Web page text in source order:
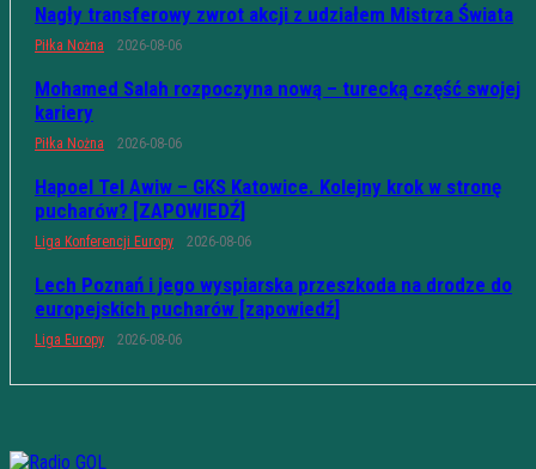
Nagły transferowy zwrot akcji z udziałem Mistrza Świata
Piłka Nożna 2026-08-06
Mohamed Salah rozpoczyna nową – turecką część swojej
kariery
Piłka Nożna 2026-08-06
Hapoel Tel Awiw – GKS Katowice. Kolejny krok w stronę
pucharów? [ZAPOWIEDŹ]
Liga Konferencji Europy 2026-08-06
Lech Poznań i jego wyspiarska przeszkoda na drodze do
europejskich pucharów [zapowiedź]
Liga Europy 2026-08-06